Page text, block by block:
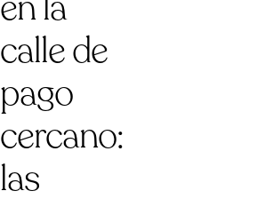
calle de
pago
cercano:
las